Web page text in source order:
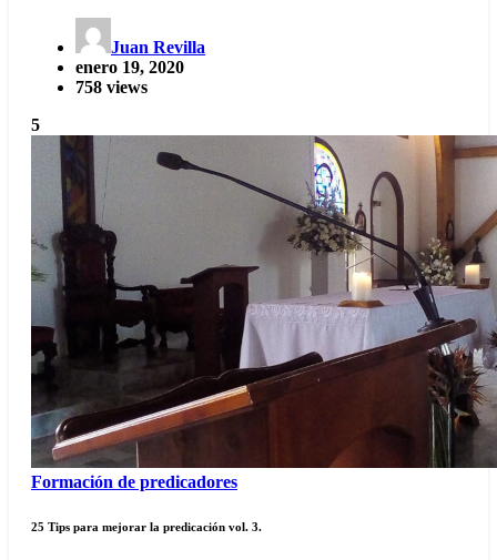
Juan Revilla
enero 19, 2020
758 views
5
Formación de predicadores
25 Tips para mejorar la predicación vol. 3.